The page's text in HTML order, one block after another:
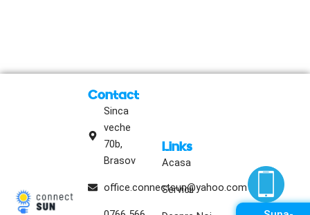
Contact
Sinca
veche
70b,
Brasov
office.connectsun@yahoo.com
Links
Acasa
Servicii